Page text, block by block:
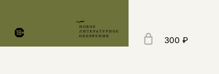
300 ₽